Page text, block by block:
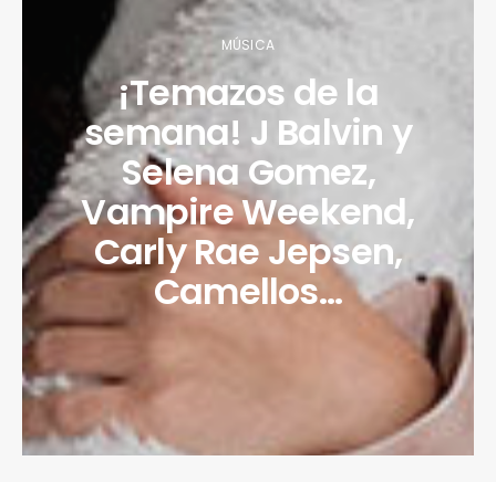
MÚSICA
¡Temazos de la
semana! J Balvin y
Selena Gomez,
Vampire Weekend,
Carly Rae Jepsen,
Camellos…